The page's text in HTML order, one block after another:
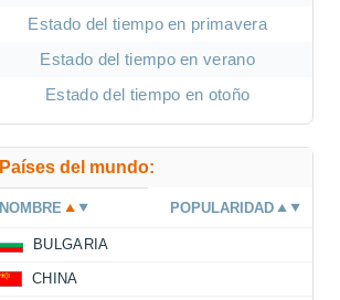
Estado del tiempo en primavera
Estado del tiempo en verano
Estado del tiempo en otoño
Países del mundo:
NOMBRE POPULARIDAD
BULGARIA
CHINA